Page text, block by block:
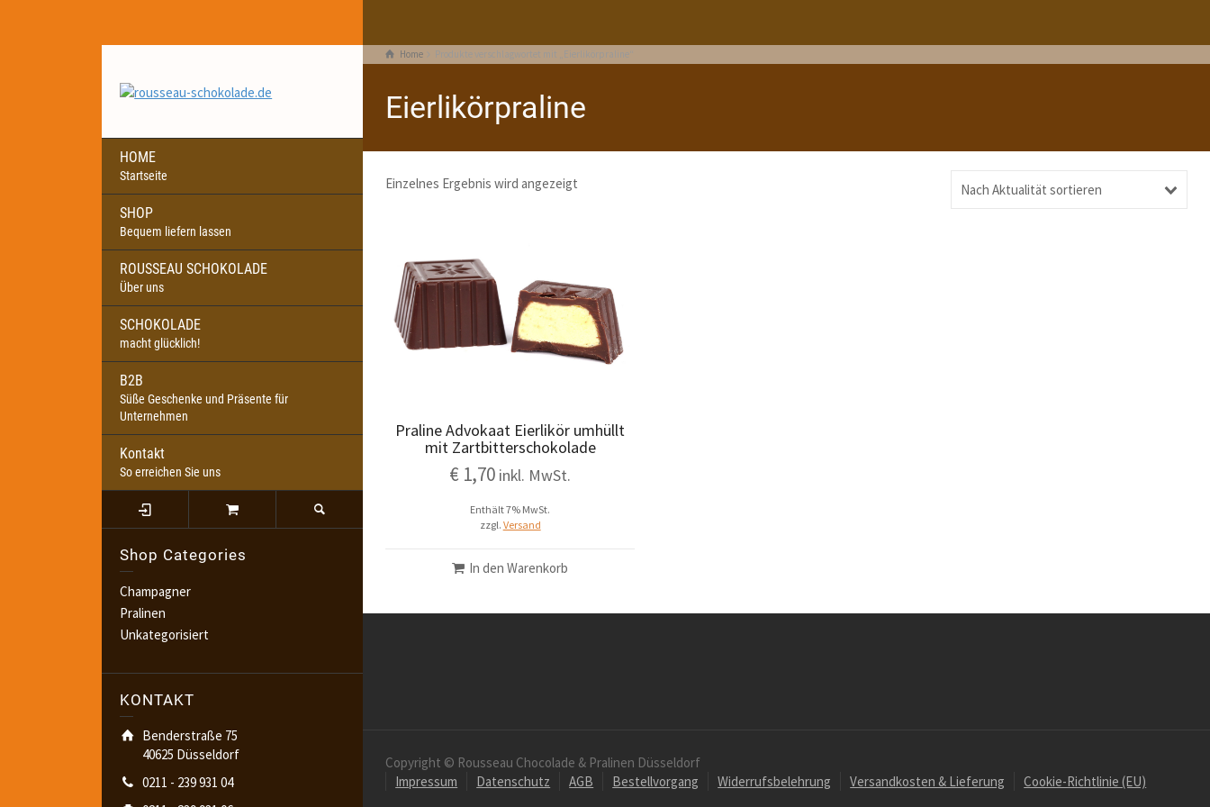
HOME
Startseite
SHOP
Bequem liefern lassen
ROUSSEAU SCHOKOLADE
Über uns
SCHOKOLADE
macht glücklich!
B2B
Süße Geschenke und Präsente für
Unternehmen
Kontakt
So erreichen Sie uns
Shop Categories
Champagner
Pralinen
Unkategorisiert
KONTAKT
Benderstraße 75
40625 Düsseldorf
0211 - 239 931 04
Home Produkte verschlagwortet mit „Eierlikörpraline“
Eierlikörpraline
Einzelnes Ergebnis wird angezeigt Nach Aktualität sortieren
Praline Advokaat Eierlikör umhüllt
mit Zartbitterschokolade
€ 1,70 inkl. MwSt.
Enthält 7% MwSt.
zzgl. Versand
In den Warenkorb
Copyright © Rousseau Chocolade & Pralinen Düsseldorf
Impressum
Datenschutz AGB Bestellvorgang Widerrufsbelehrung Versandkosten & Lieferung Cookie-Richtlinie (EU)